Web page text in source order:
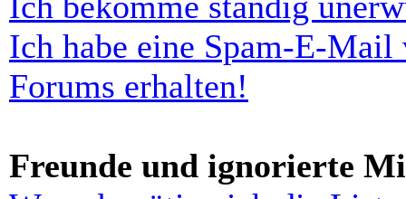
Ich habe eine Spam-E-
Forums erhalten!
Freunde und ignorierte